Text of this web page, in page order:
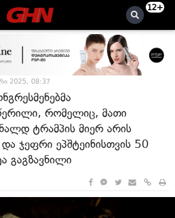
12+
2025, 08:37
რომელიც, მათი
ტრამპის მიერ არის
ჯეფრი ეპშტეინისთვის 50
გაგზავნილი